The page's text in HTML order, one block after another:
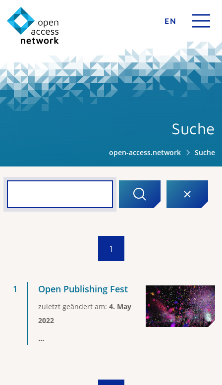
EN
Suche
open-access.network Suche
1
Open Publishing Fest
zuletzt geändert am: 4. May
2022
...